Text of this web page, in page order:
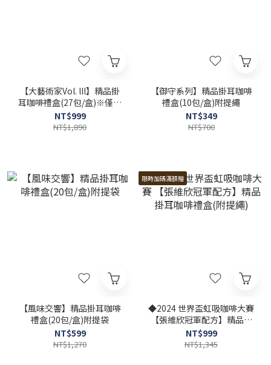
【大藝術家Vol. lll】精品掛
耳咖啡禮盒(27包/盒)※僅限
宅配
NT$999
NT$1,890
【御守系列】精品掛耳咖啡
禮盒(10包/盒)附提繩
NT$349
NT$700
【風味交響】精品掛耳咖啡
禮盒(20包/盒)附提袋
NT$599
NT$1,270
限時加碼滿額贈
◆2024 世界盃虹吸咖啡大賽
【張維欣冠軍配方】精品掛
耳咖啡禮盒(附提繩)
NT$999
NT$1,345